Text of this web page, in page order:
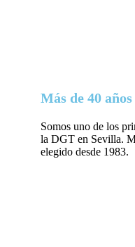
Más de 40
Somos uno de los
la DGT en Sevilla.
elegido desde 1983.